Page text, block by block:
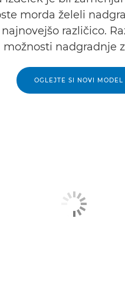
morda želeli
najnovejšo različico.
možnosti nadgradnje
OGLEJTE SI NOVI MODEL